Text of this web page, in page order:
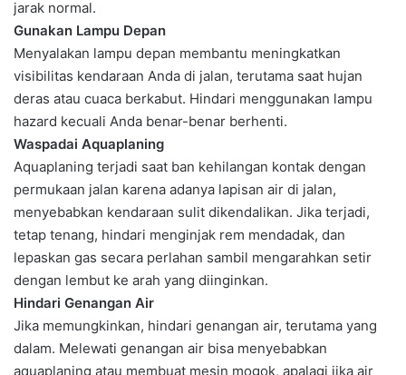
jarak normal.
Gunakan Lampu Depan
Menyalakan lampu depan membantu meningkatkan
visibilitas kendaraan Anda di jalan, terutama saat hujan
deras atau cuaca berkabut. Hindari menggunakan lampu
hazard kecuali Anda benar-benar berhenti.
Waspadai Aquaplaning
Aquaplaning terjadi saat ban kehilangan kontak dengan
permukaan jalan karena adanya lapisan air di jalan,
menyebabkan kendaraan sulit dikendalikan. Jika terjadi,
tetap tenang, hindari menginjak rem mendadak, dan
lepaskan gas secara perlahan sambil mengarahkan setir
dengan lembut ke arah yang diinginkan.
Hindari Genangan Air
Jika memungkinkan, hindari genangan air, terutama yang
dalam. Melewati genangan air bisa menyebabkan
aquaplaning atau membuat mesin mogok, apalagi jika air